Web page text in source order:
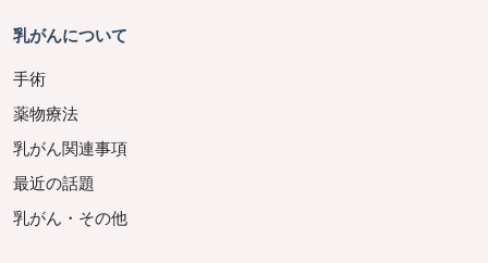
乳がんについて
手術
薬物療法
乳がん関連事項
最近の話題
乳がん・その他